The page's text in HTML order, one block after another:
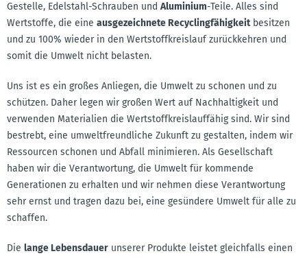
Gestelle, Edelstahl-Schrauben undAluminium-Teile. Alles sind
Wertstoffe, die eineausgezeichnete Recyclingfähigkeitbesitzen
und zu 100% wieder in den Wertstoffkreislauf zurückkehren und
somit die Umwelt nicht belasten.
Uns ist es ein großes Anliegen, die Umwelt zu schonen und zu
schützen. Daher legen wir großen Wert auf Nachhaltigkeit und
verwenden Materialien die Wertstoffkreislauffähig sind. Wir sind
bestrebt, eine umweltfreundliche Zukunft zu gestalten, indem wir
Ressourcen schonen und Abfall minimieren. Als Gesellschaft
haben wir die Verantwortung, die Umwelt für kommende
Generationen zu erhalten und wir nehmen diese Verantwortung
sehr ernst und tragen dazu bei, eine gesündere Umwelt für alle zu
schaffen.
Dielange Lebensdauer unserer Produkte leistet gleichfalls einen